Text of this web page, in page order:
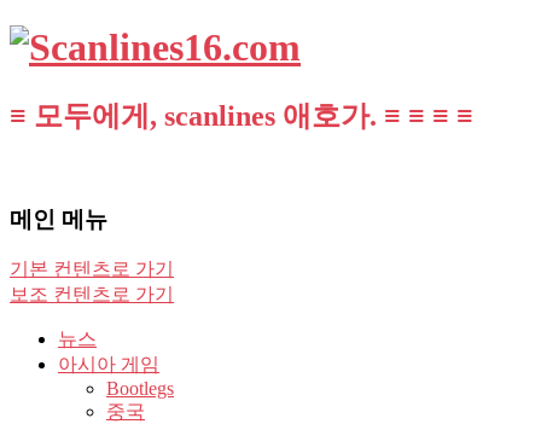
≡ 모두에게, scanlines 애호가. ≡ ≡ ≡ ≡
메인 메뉴
기본 컨텐츠로 가기
보조 컨텐츠로 가기
뉴스
아시아 게임
Bootlegs
중국